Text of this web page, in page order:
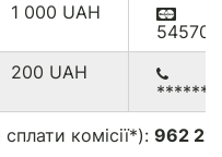
1 000 UAH
200 UAH
комісії*): 962